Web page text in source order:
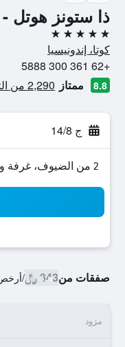
ذا ستونز هوتل -
5 نجوم
كوتا، إندونيسيا
+62 361 300 5888
8.8 ممتاز 2,290 من التقييمات تم التحقق منها
ج 14/8
2 من الضيوف، غرفة واحدة
صفقات من343 ﷼ /أرخص
مزود